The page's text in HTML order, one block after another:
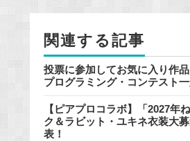
k
関連する記事
投票に参加してお気に入り作品
プログラミング・コンテスト
【ピアプロコラボ】「2027年
ク＆ラビット・ユキネ衣装大
表！